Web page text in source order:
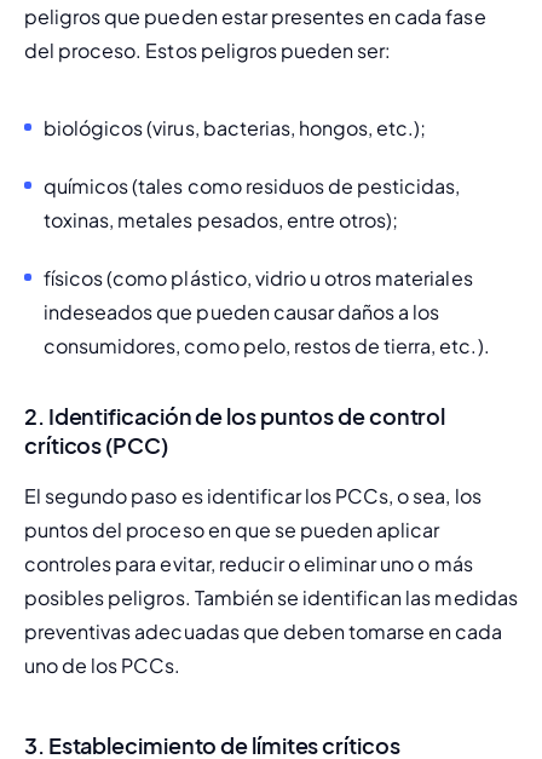
peligros que pueden estar presentes en cada fase
del proceso. Estos peligros pueden ser:
biológicos (virus, bacterias, hongos, etc.);
químicos (tales como residuos de pesticidas,
toxinas, metales pesados, entre otros);
físicos (como plástico, vidrio u otros materiales
indeseados que pueden causar daños a los
consumidores, como pelo, restos de tierra, etc.).
2. Identificación de los puntos de control
críticos (PCC)
El segundo paso es identificar los PCCs, o sea, los
puntos del proceso en que se pueden aplicar
controles para evitar, reducir o eliminar uno o más
posibles peligros. También se identifican las medidas
preventivas adecuadas que deben tomarse en cada
uno de los PCCs.
3. Establecimiento de límites críticos